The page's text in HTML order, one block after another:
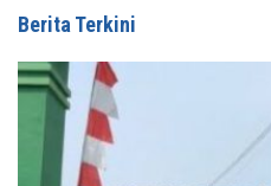
Berita Terkini